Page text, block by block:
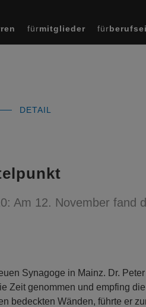
fürmitglieder für
DETAIL
Am 12. November fand
Synagoge in Mainz. Dr.
Zeit genommen und empfing
bedeckten Wänden, führte er